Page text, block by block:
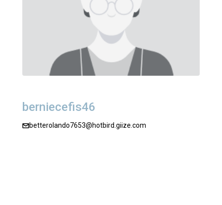
berniecefis46
betterolando7653@hotbird.giize.com